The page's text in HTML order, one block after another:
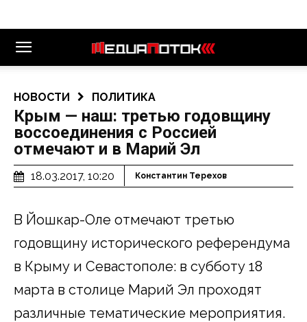
НОВОСТИ ПОЛИТИКА
Крым — наш: третью годовщину
воссоединения с Россией
отмечают и в Марий Эл
18.03.2017, 10:20 Константин Терехов
В Йошкар-Оле отмечают третью
годовщину исторического референдума
в Крыму и Севастополе: в субботу 18
марта в столице Марий Эл проходят
различные тематические мероприятия.